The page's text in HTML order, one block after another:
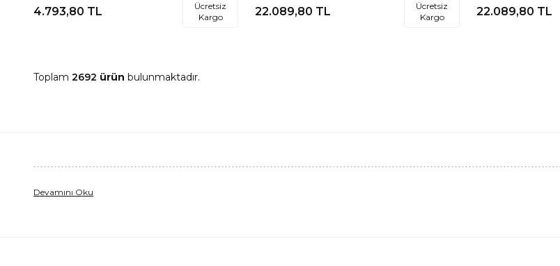
4.793,80 TL
Ücretsiz
Kargo
22.089,80 TL
Ücretsiz
Kargo
22.089,80 TL
Toplam 2692 ürün bulunmaktadır.
Devamını Oku